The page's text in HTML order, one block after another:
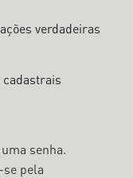
verdadeiras
senha.
pela